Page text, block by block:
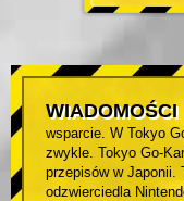
WIADOMOŚCI
wsparcie. W Tokyo
zwykle. Tokyo Go-
przepisów w Japonii.
odzwierciedla